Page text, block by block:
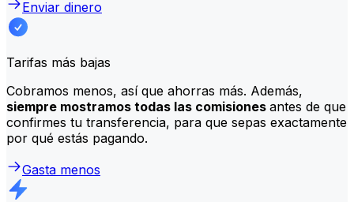
Enviar dinero
Tarifas más bajas
Cobramos menos, así que ahorras más. Además,
siempre mostramos todas las comisiones antes de que
confirmes tu transferencia, para que sepas exactamente
por qué estás pagando.
Gasta menos